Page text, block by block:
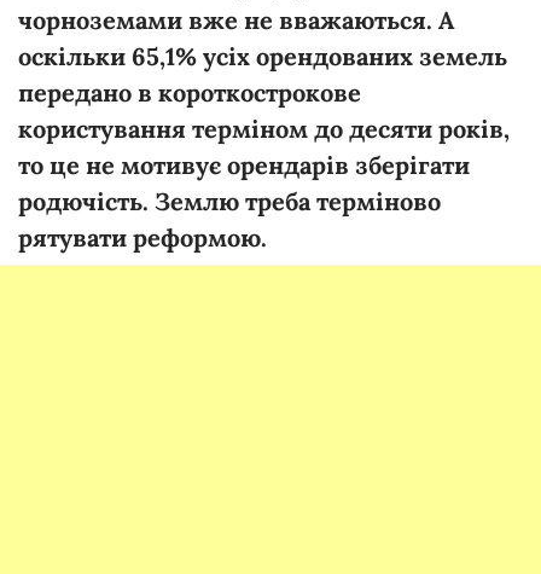
чорноземами вже не вважаються. А
оскільки 65,1% усіх орендованих земель
передано в короткострокове
користування терміном до десяти років,
то це не мотивує орендарів зберігати
родючість. Землю треба терміново
рятувати реформою.